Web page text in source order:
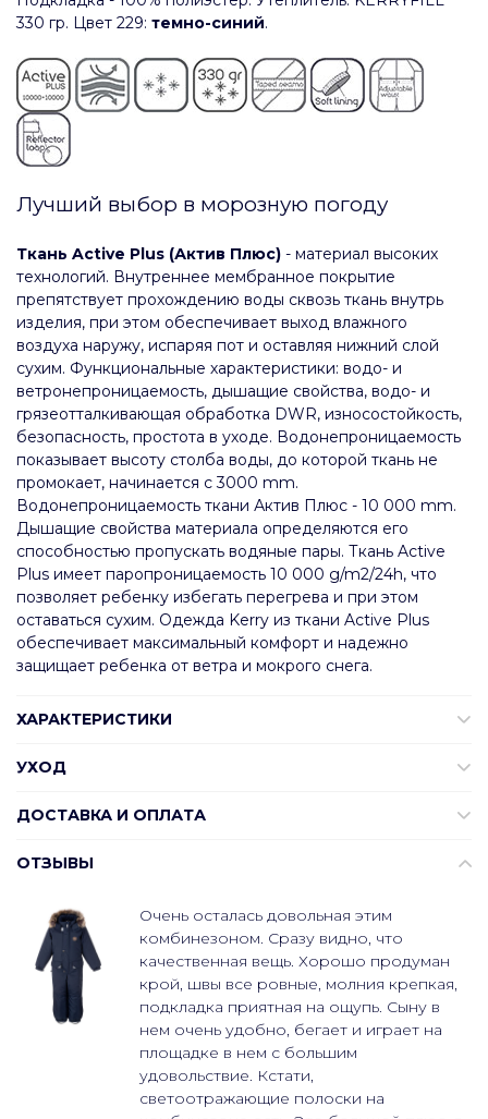
330 гр. Цвет 229: темно-синий.
Лучший выбор в морозную погоду
Ткань Active Plus (Актив Плюс) - материал высоких
технологий. Внутреннее мембранное покрытие
препятствует прохождению воды сквозь ткань внутрь
изделия, при этом обеспечивает выход влажного
воздуха наружу, испаряя пот и оставляя нижний слой
сухим. Функциональные характеристики: водо- и
ветронепроницаемость, дышащие свойства, водо- и
грязеотталкивающая обработка DWR, износостойкость,
безопасность, простота в уходе. Водонепроницаемость
показывает высоту столба воды, до которой ткань не
промокает, начинается с 3000 mm.
Водонепроницаемость ткани Актив Плюс - 10 000 mm.
Дышащие свойства материала определяются его
способностью пропускать водяные пары. Ткань Active
Plus имеет паропроницаемость 10 000 g/m2/24h, что
позволяет ребенку избегать перегрева и при этом
оставаться сухим. Одежда Kerry из ткани Active Plus
обеспечивает максимальный комфорт и надежно
защищает ребенка от ветра и мокрого снега.
ХАРАКТЕРИСТИКИ
УХОД
ДОСТАВКА И ОПЛАТА
ОТЗЫВЫ
Очень осталась довольная этим
комбинезоном. Сразу видно, что
качественная вещь. Хорошо продуман
крой, швы все ровные, молния крепкая,
подкладка приятная на ощупь. Сыну в
нем очень удобно, бегает и играет на
площадке в нем с большим
удовольствие. Кстати,
светоотражающие полоски на